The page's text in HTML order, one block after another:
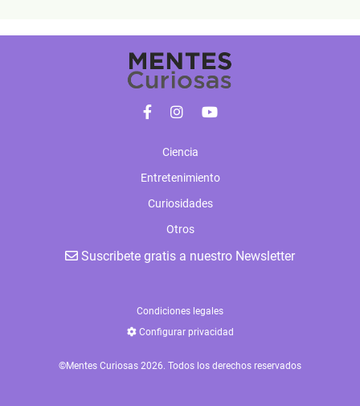
Ciencia
Entretenimiento
Curiosidades
Otros
Suscribete gratis a nuestro Newsletter
Condiciones legales
Configurar privacidad
©Mentes Curiosas 2026. Todos los derechos reservados